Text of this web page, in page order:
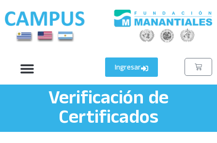
Ingresar
Verificación de
Certificados